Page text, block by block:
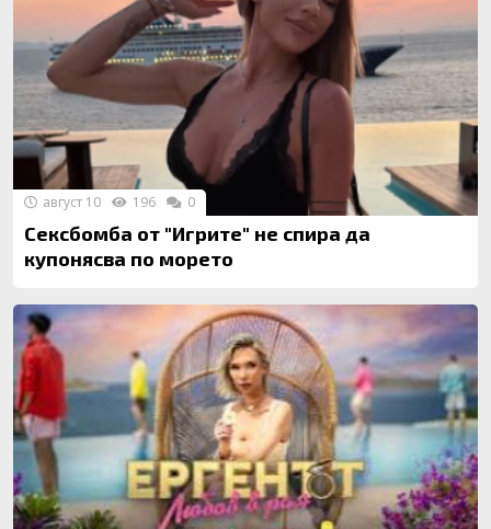
Сексбомба от "Игрите" не спира да
купонясва по морето
август 10 196 0